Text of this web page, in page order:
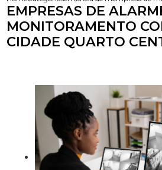
EMPRESAS DE
MONITORAMENTO
CIDADE QUARTO